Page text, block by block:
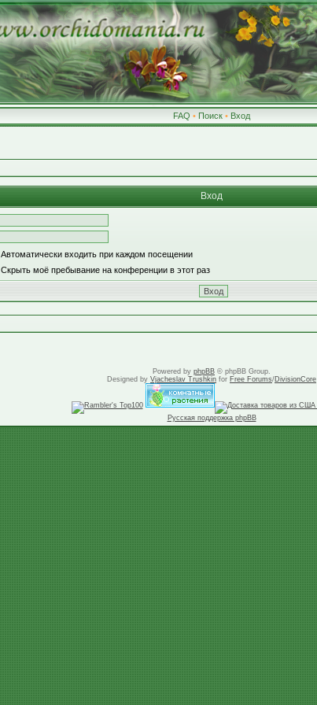
FAQ • Поиск • Вход
Вход
Автоматически входить при каждом посещении
Скрыть моё пребывание на конференции в этот раз
Powered by phpBB © phpBB Group.
Designed by Vjacheslav Trushkin for Free Forums/DivisionCore
Русская поддержка phpBB